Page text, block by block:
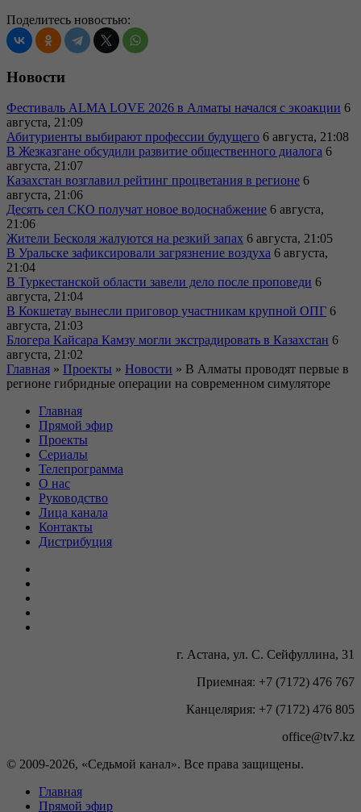
Поделитесь новостью:
Новости
Фестиваль ALMA LOVE 2026 в Алматы начался с экoакции 6
августа, 21:09
Абитуриенты выбирают профессии будущего 6 августа, 21:08
В Жезказгане обсудили развитие общественного диалога 6
августа, 21:07
Казахстан возглавил рейтинг процветания в регионе 6
августа, 21:06
Десять сел СКО получат новое водоснабжение 6 августа,
21:06
Жители Бесколя жалуются на резкий запах 6 августа, 21:05
В Уральске зафиксировали загрязнение воздуха 6 августа,
21:04
В Туркестанской области завели дело после проповеди 6
августа, 21:04
В Кокшетау вынесли приговор участникам крупной ОПГ 6
августа, 21:03
Блогера Кайсара Камзу могли экстрадировать в Казахстан 6
августа, 21:02
Главная » Проекты » Новости » В Алматы проводят первые в
регионе гибридные операции на современном симуляторе
Главная
Прямой эфир
Проекты
Сериалы
Телепрограмма
О нас
Руководство
Лица канала
Контакты
Дистрибуция
г. Астана, ул. С. Сейфуллина, 31
Приемная: +7 (7172) 476 767
Канцелярия: +7 (7172) 476 805
office@tv7.kz
© 2009-2026, «Седьмой канал». Все права защищены.
Главная
Прямой эфир